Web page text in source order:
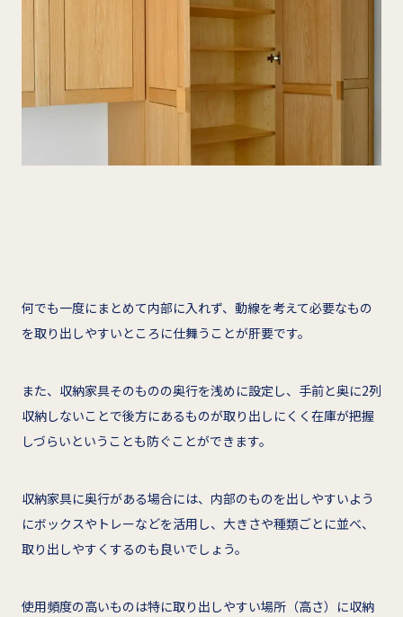
何でも一度にまとめて内部に入れず、動線を考えて必要なもの
を取り出しやすいところに仕舞うことが肝要です。
また、収納家具そのものの奥行を浅めに設定し、手前と奥に2列
収納しないことで後方にあるものが取り出しにくく在庫が把握
しづらいということも防ぐことができます。
収納家具に奥行がある場合には、内部のものを出しやすいよう
にボックスやトレーなどを活用し、大きさや種類ごとに並べ、
取り出しやすくするのも良いでしょう。
使用頻度の高いものは特に取り出しやすい場所（高さ）に収納